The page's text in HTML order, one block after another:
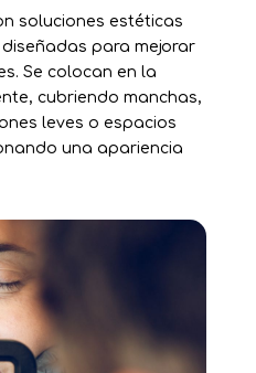
soluciones estéticas
para mejorar
Se colocan en la
cubriendo manchas,
leves o espacios
una apariencia